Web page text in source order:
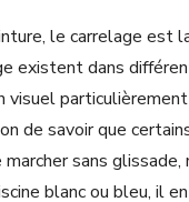
le carrelage est
existent dans
de savoir que
sans glissade,
blanc ou bleu, il